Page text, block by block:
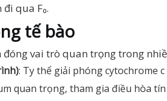
qua F₀.
tế bào
đóng vai trò quan trọng trong
: Ty thể giải phóng cytochrome
quan trọng, tham gia điều hòa